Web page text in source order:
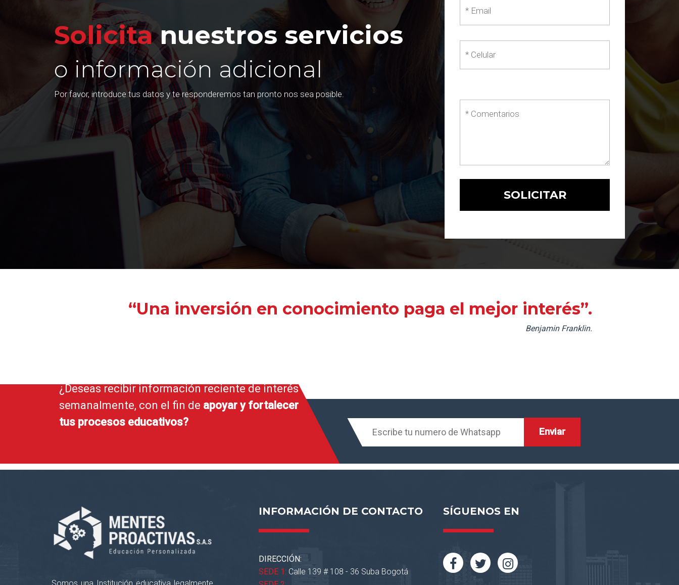
Solicitanuestros servicios
o información adicional
Por favor, introduce tus datos y te responderemos tan pronto nos sea posible.
“Una inversión en conocimiento paga el mejor interés”.
Benjamin Franklin.
¿Deseas recibir información reciente de interés
semanalmente, con el fin de apoyar y fortalecer
tus procesos educativos?
INFORMACIÓN DE CONTACTO
DIRECCIÓN:
SEDE 1: Calle 139 # 108 - 36 Suba Bogotá
SÍGUENOS EN